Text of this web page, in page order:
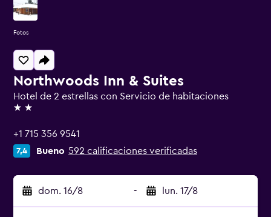
Northwoods Inn & Suites
Hotel de 2 estrellas con Servicio de habitaciones
2 estrellas
+1 715 356 9541
7,4 Bueno 592 calificaciones verificadas
dom. 16/8 - lun. 17/8
Fotos